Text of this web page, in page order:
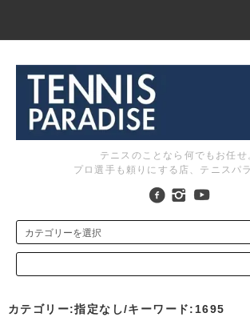
テニスのことなら何でもお任せ
プロ選手も頼りにする店、テニスパ
カテゴリー:指定なし/キーワード:1695